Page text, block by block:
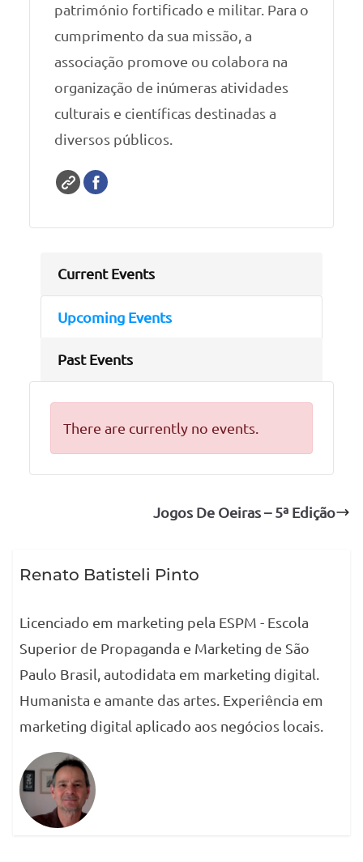
património fortificado e militar. Para o
cumprimento da sua missão, a
associação promove ou colabora na
organização de inúmeras atividades
culturais e científicas destinadas a
diversos públicos.
Current Events
Upcoming Events
Past Events
There are currently no events.
Jogos De Oeiras – 5ª Edição
Renato Batisteli Pinto
Licenciado em marketing pela ESPM - Escola
Superior de Propaganda e Marketing de São
Paulo Brasil, autodidata em marketing digital.
Humanista e amante das artes. Experiência em
marketing digital aplicado aos negócios locais.